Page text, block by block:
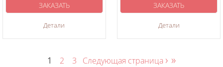
Детали
ЗАКАЗАТЬ
Детали
ЗАКАЗАТЬ
1 2 3 Следующая страница › »